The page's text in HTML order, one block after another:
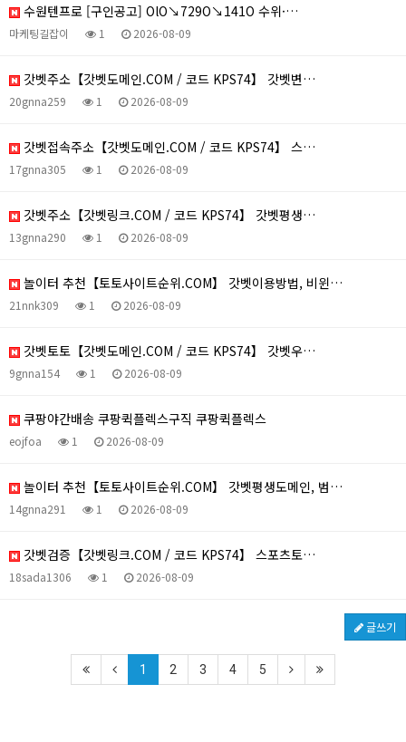
수원텐프로 [구인공고] OlO↘729O↘141O 수위·…
마케팅길잡이 1 2026-08-09
갓벳주소【갓벳도메인.COM / 코드 KPS74】 갓벳변…
20gnna259 1 2026-08-09
갓벳접속주소【갓벳도메인.COM / 코드 KPS74】 스…
17gnna305 1 2026-08-09
갓벳주소【갓벳링크.COM / 코드 KPS74】 갓벳평생…
13gnna290 1 2026-08-09
놀이터 추천【토토사이트순위.COM】 갓벳이용방법, 비윈…
21nnk309 1 2026-08-09
갓벳토토【갓벳도메인.COM / 코드 KPS74】 갓벳우…
9gnna154 1 2026-08-09
쿠팡야간배송 쿠팡퀵플렉스구직 쿠팡퀵플렉스
eojfoa 1 2026-08-09
놀이터 추천【토토사이트순위.COM】 갓벳평생도메인, 범…
14gnna291 1 2026-08-09
갓벳검증【갓벳링크.COM / 코드 KPS74】 스포츠토…
18sada1306 1 2026-08-09
글쓰기
1 2 3 4 5